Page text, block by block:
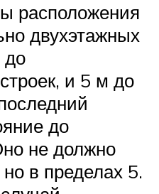
расположения
двухэтажных
до
и 5 м до
до
не должно
в пределах 5.